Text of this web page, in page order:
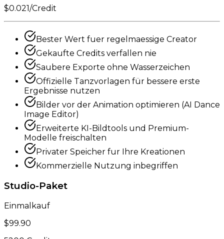
$0.021/Credit
Bester Wert fuer regelmaessige Creator
Gekaufte Credits verfallen nie
Saubere Exporte ohne Wasserzeichen
Offizielle Tanzvorlagen für bessere erste
Ergebnisse nutzen
Bilder vor der Animation optimieren (AI Dance
Image Editor)
Erweiterte KI-Bildtools und Premium-
Modelle freischalten
Privater Speicher fur Ihre Kreationen
Kommerzielle Nutzung inbegriffen
Studio-Paket
Einmalkauf
$99.90